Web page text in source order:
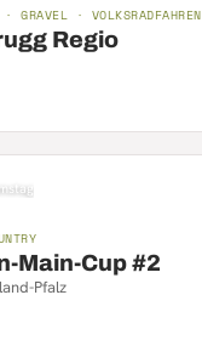
GRAVEL · VOLKSRADFAHREN
Regio
Main-Cup #2
Pfalz